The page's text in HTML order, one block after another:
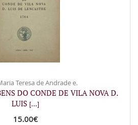
Teresa de Andrade e.
DO CONDE DE VILA NOVA D.
LUIS [...]
15.00€